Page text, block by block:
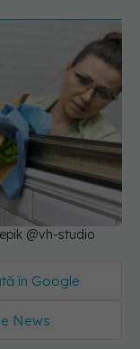
@vh-studio
în Google
News